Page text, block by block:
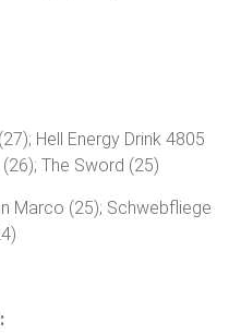
Hell Energy Drink 4805
The Sword (25)
Marco (25); Schwebfliege